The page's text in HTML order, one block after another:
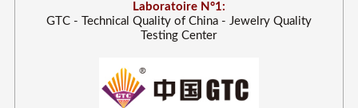
Laboratoire N°1:
GTC - Technical Quality of China - Jewelry Quality
Testing Center